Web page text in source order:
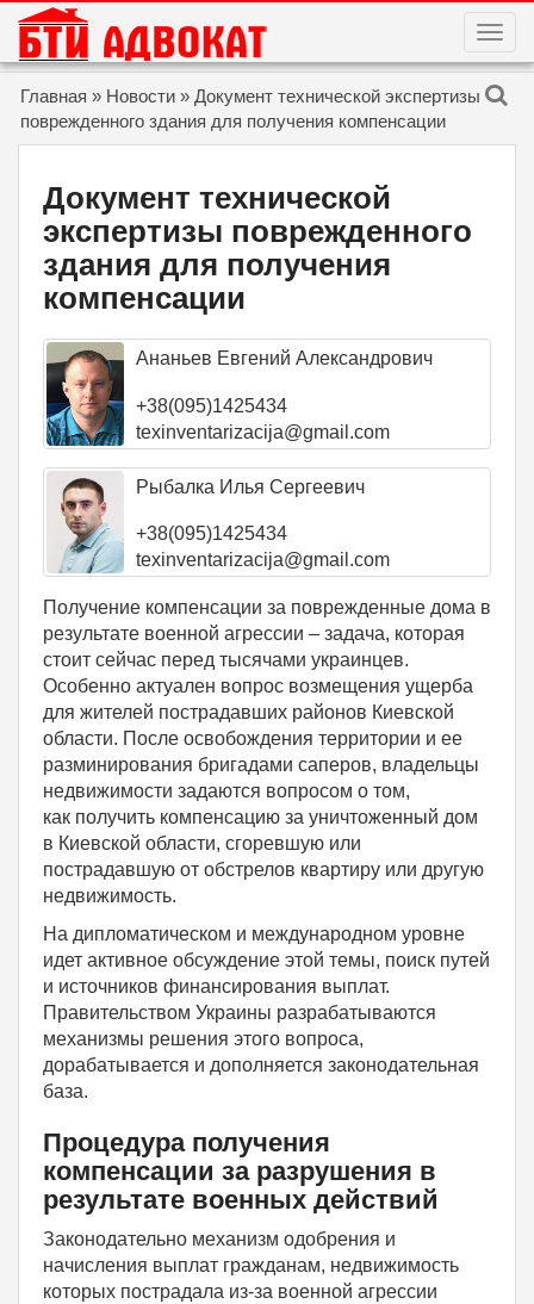
T
G
G
L
A
Главная » Новости » Документ технической экспертизы
поврежденного здания для получения компенсации
Документ технической
экспертизы поврежденного
здания для получения
компенсации
Ананьев Евгений Александрович
+38(095)1425434
texinventarizacija@gmail.com
Рыбалка Илья Сергеевич
+38(095)1425434
texinventarizacija@gmail.com
Получение компенсации за поврежденные дома в
результате военной агрессии – задача, которая
стоит сейчас перед тысячами украинцев.
Особенно актуален вопрос возмещения ущерба
для жителей пострадавших районов Киевской
области. После освобождения территории и ее
разминирования бригадами саперов, владельцы
недвижимости задаются вопросом о том,
как получить компенсацию за уничтоженный дом
в Киевской области, сгоревшую или
пострадавшую от обстрелов квартиру или другую
недвижимость.
На дипломатическом и международном уровне
идет активное обсуждение этой темы, поиск путей
и источников финансирования выплат.
Правительством Украины разрабатываются
механизмы решения этого вопроса,
дорабатывается и дополняется законодательная
база.
Процедура получения
компенсации за разрушения в
результате военных действий
Законодательно механизм одобрения и
начисления выплат гражданам, недвижимость
которых пострадала из-за военной агрессии